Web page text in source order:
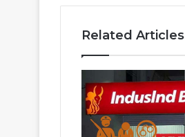
Related Articles